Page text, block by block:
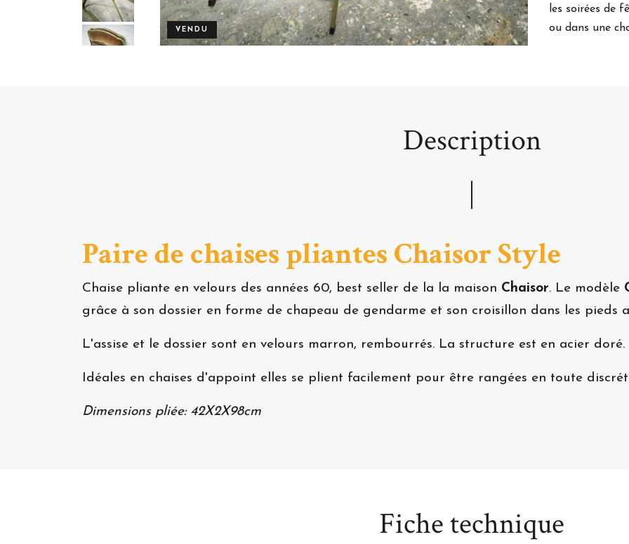
VENDU
les soirées de
ou dans une
Description
Paire de chaises pliantes Chaisor Style
Chaise pliante en velours des années 60, best seller de la la maison Chaisor. Le modèle
grâce à son dossier en forme de chapeau de gendarme et son croisillon dans les pieds
L'assise et le dossier sont en velours marron, rembourrés. La structure est en acier doré.
Idéales en chaises d'appoint elles se plient facilement pour être rangées en toute
Dimensions pliée: 42X2X98cm
Fiche technique